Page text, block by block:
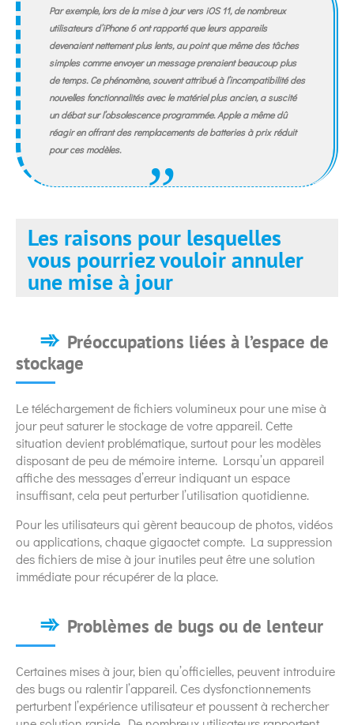
Par exemple, lors de la mise à jour vers iOS 11, de nombreux
utilisateurs d’iPhone 6 ont rapporté que leurs appareils
devenaient nettement plus lents, au point que même des tâches
simples comme envoyer un message prenaient beaucoup plus
de temps. Ce phénomène, souvent attribué à l’incompatibilité des
nouvelles fonctionnalités avec le matériel plus ancien, a suscité
un débat sur l’obsolescence programmée. Apple a même dû
réagir en offrant des remplacements de batteries à prix réduit
pour ces modèles.
Les raisons pour lesquelles
vous pourriez vouloir annuler
une mise à jour
Préoccupations liées à l’espace de
stockage
Le téléchargement de fichiers volumineux pour une mise à
jour peut saturer le stockage de votre appareil. Cette
situation devient problématique, surtout pour les modèles
disposant de peu de mémoire interne. Lorsqu’un appareil
affiche des messages d’erreur indiquant un espace
insuffisant, cela peut perturber l’utilisation quotidienne.
Pour les utilisateurs qui gèrent beaucoup de photos, vidéos
ou applications, chaque gigaoctet compte. La suppression
des fichiers de mise à jour inutiles peut être une solution
immédiate pour récupérer de la place.
Problèmes de bugs ou de lenteur
Certaines mises à jour, bien qu’officielles, peuvent introduire
des bugs ou ralentir l’appareil. Ces dysfonctionnements
perturbent l’expérience utilisateur et poussent à rechercher